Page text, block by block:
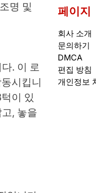
명 및
. 이 로
시킵니
이 있
, 놓을
페이지
회사 소개
문의하기
DMCA
편집 방침
개인정보